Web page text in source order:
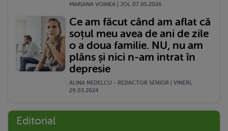
MARIANA VOINEA | JOI, 07.05.2026
Ce am făcut când am aflat că
soțul meu avea de ani de zile
o a doua familie. NU, nu am
plâns și nici n-am intrat în
depresie
ALINA NEDELCU - REDACTOR SENIOR | VINERI,
29.03.2024
Editorial